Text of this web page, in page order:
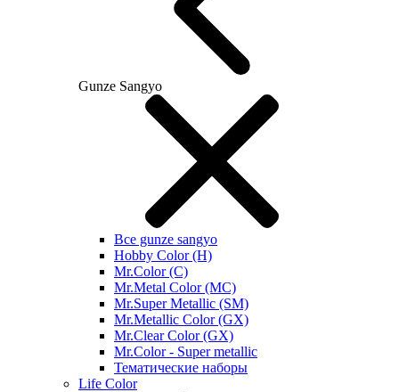
Gunze Sangyo
Все gunze sangyo
Hobby Color (H)
Mr.Color (C)
Mr.Metal Color (MC)
Mr.Super Metallic (SM)
Mr.Metallic Color (GX)
Mr.Clear Color (GX)
Mr.Color - Super metallic
Тематические наборы
Life Color